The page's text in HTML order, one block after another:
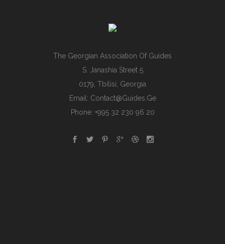
The Georgian Association Of Guides
S. Janashia Street 5
0179, Tbilisi, Georgia
Email: Contact@guides.ge
Phone: +995 32 230 96 20